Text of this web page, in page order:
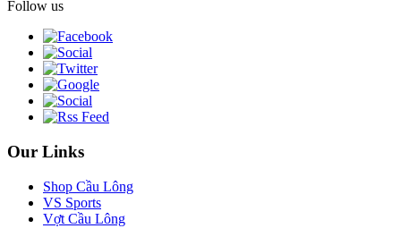
Follow us
Our Links
Shop Cầu Lông
VS Sports
Vợt Cầu Lông